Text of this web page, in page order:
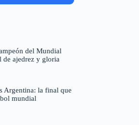
del Mundial
de ajedrez y gloria
la final que
mundial